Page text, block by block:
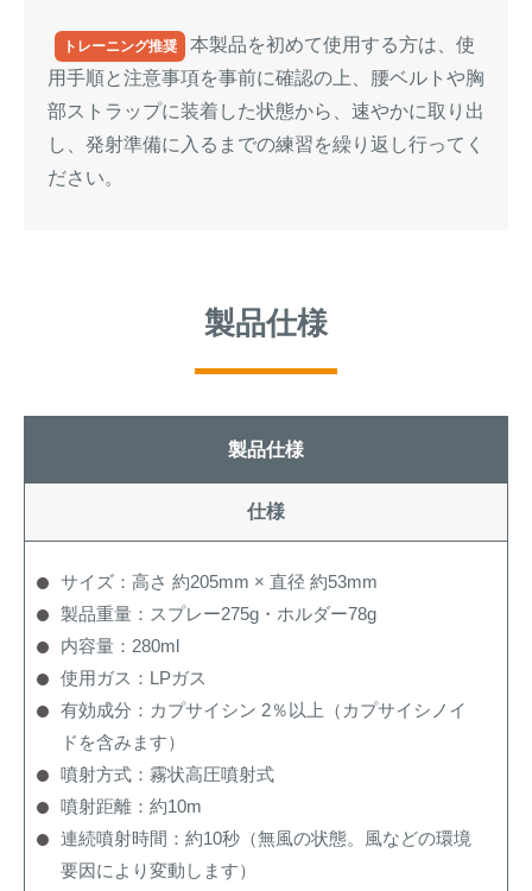
トレーニング推奨
本製品を初めて使用する方は、使
用手順と注意事項を事前に確認の上、腰ベルトや胸
部ストラップに装着した状態から、速やかに取り出
し、発射準備に入るまでの練習を繰り返し行ってく
ださい。
製品仕様
製品仕様
仕様
サイズ：高さ 約205mm × 直径 約53mm
製品重量：スプレー275g・ホルダー78g
内容量：280ml
使用ガス：LPガス
有効成分：カプサイシン 2％以上（カプサイシノイ
ドを含みます）
噴射方式：霧状高圧噴射式
噴射距離：約10m
連続噴射時間：約10秒（無風の状態。風などの環境
要因により変動します）